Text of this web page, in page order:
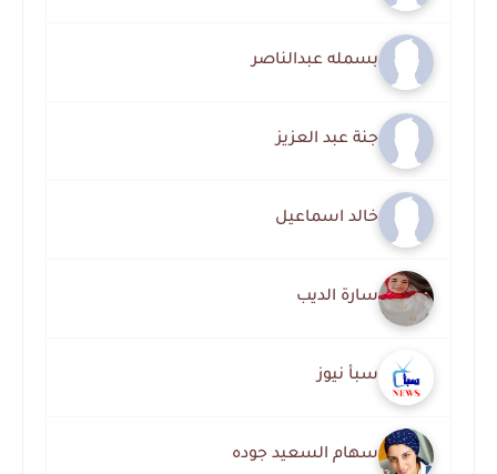
بسمله عبدالناصر
جنة عبد العزيز
خالد اسماعيل
سارة الديب
سبأ نيوز
سهام السعيد جوده